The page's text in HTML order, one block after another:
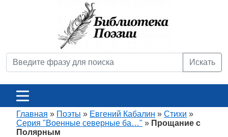
Искать
Главная » Поэты » Евгений Кабалин » Стихи »
Серия "Военные северные ба…" » Прощание с
Полярным